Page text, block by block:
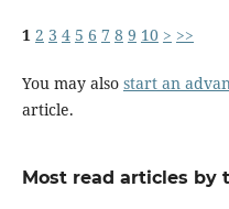
1 2 3 4 5 6 7 8 9 10 > >>
You may also start an
article.
Most read articles by